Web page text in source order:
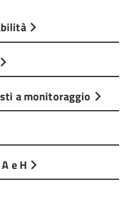
a monitoraggio
e H